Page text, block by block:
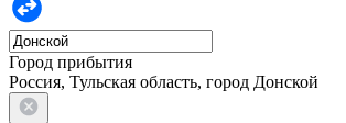
Город прибытия
Россия, Тульская область, город Донской